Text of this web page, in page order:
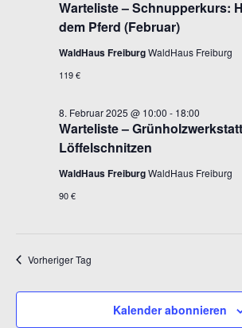
Warteliste – Schnupperkurs:
dem Pferd (Februar)
WaldHaus FreiburgWaldHaus Freiburg
119 €
Warteliste –
Löffelschnitzen
8. Februar 2025 @ 10:00 - 18:00
WaldHaus FreiburgWaldHaus Freiburg
90 €
Vorheriger Tag
Kalender abonnieren